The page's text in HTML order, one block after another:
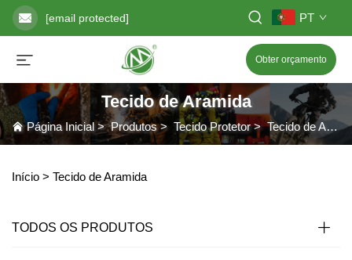
[email protected] PT
Obter orçamento
Tecido de Aramida
Página Inicial>Produtos> Tecido Protetor>Tecido de Aramida
Início > Tecido de Aramida
TODOS OS PRODUTOS